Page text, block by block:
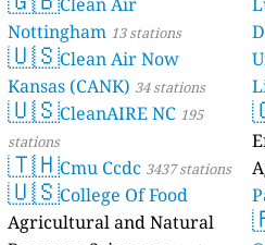
Nottingham 13 stations
🇺🇸Clean Air Now
Kansas (CANK) 34 stations
🇺🇸CleanAIRE NC 195
stations
🇹🇭Cmu Ccdc 3437 stations
🇺🇸College Of Food
Agricultural and Natural